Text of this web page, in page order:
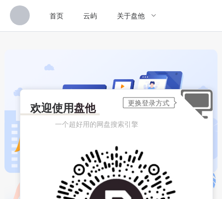
首页 云屿 关于盘他
欢迎使用盘他
一个超好用的网盘搜索引擎